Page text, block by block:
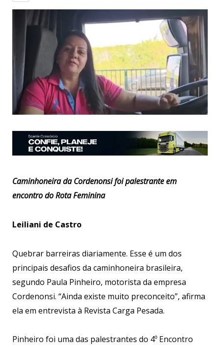
Caminhoneira da Cordenonsi foi palestrante em
encontro do Rota Feminina
Leiliani de Castro
Quebrar barreiras diariamente. Esse é um dos
principais desafios da caminhoneira brasileira,
segundo Paula Pinheiro, motorista da empresa
Cordenonsi. “Ainda existe muito preconceito”, afirma
ela em entrevista à Revista Carga Pesada.
Pinheiro foi uma das palestrantes do 4º Encontro